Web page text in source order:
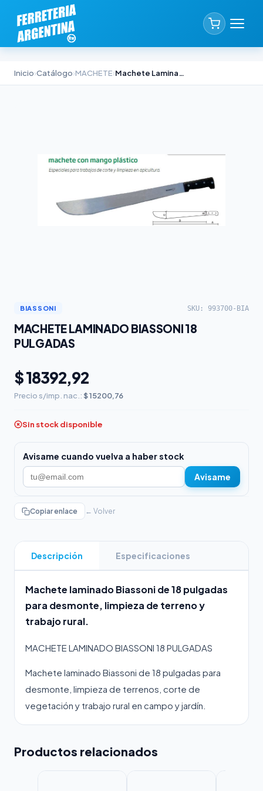
Inicio›Catálogo›MACHETE› Machete Laminado Biassoni 18 Pulgadas
BIASSONI SKU: 993700-BIA
MACHETE LAMINADO BIASSONI 18
PULGADAS
$ 18392,92
Precio s/imp. nac.: $ 15200,76
Sin stock disponible
Avisame cuando vuelva a haber stock
Avisame
Copiar enlace ← Volver
Descripción Especificaciones
Machete laminado Biassoni de 18 pulgadas
para desmonte, limpieza de terreno y
trabajo rural.
MACHETE LAMINADO BIASSONI 18 PULGADAS
Machete laminado Biassoni de 18 pulgadas para
desmonte, limpieza de terrenos, corte de
vegetación y trabajo rural en campo y jardín.
Productos relacionados